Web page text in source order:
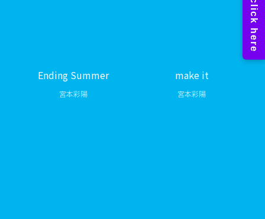
Ending Summer
宮本彩陽
make it
宮本彩陽